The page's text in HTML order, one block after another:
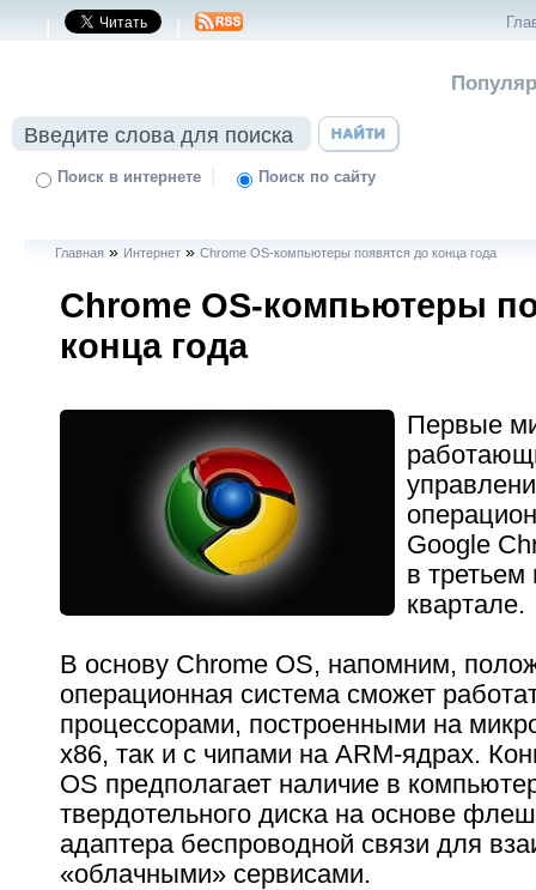
| |
Поиск в интернете | Поиск по сайту
Главная » Интернет »Chrome OS-компьютеры появятся до конца года
Chrome OS-компьютеры
конца года
Первые
Google
в третьем
квартале.
В основу Chrome OS, напомним,
операционная система сможет
процессорами, построенными на
x86, так и с чипами на ARM-ядрах.
OS предполагает наличие в
твердотельного диска на основе
адаптера беспроводной связи для
«облачными» сервисами.